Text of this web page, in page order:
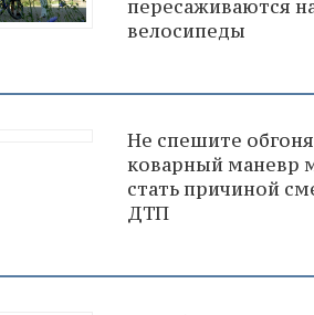
пересаживаются
велосипеды
Не спешите
коварный маневр
стать причиной
ДТП